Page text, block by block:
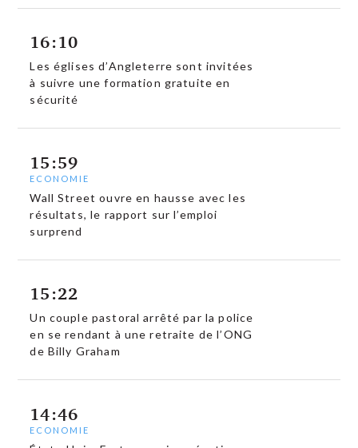
16:10
Les églises d’Angleterre sont invitées
à suivre une formation gratuite en
sécurité
15:59
ECONOMIE
Wall Street ouvre en hausse avec les
résultats, le rapport sur l’emploi
surprend
15:22
Un couple pastoral arrêté par la police
en se rendant à une retraite de l’ONG
de Billy Graham
14:46
ECONOMIE